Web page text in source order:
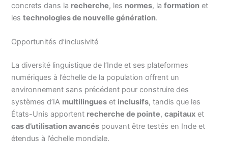
concrets dans la recherche, les normes, laformation et
lestechnologies de nouvelle génération.
Opportunités d’inclusivité
La diversité linguistique de l’Inde et ses plateformes
numériques à l’échelle de la population offrent un
environnement sans précédent pour construire des
systèmes d’IA multilingues et inclusifs, tandis que les
États-Unis apportent recherche de pointe,capitaux et
cas d’utilisation avancés pouvant être testés en Inde et
étendus à l’échelle mondiale.